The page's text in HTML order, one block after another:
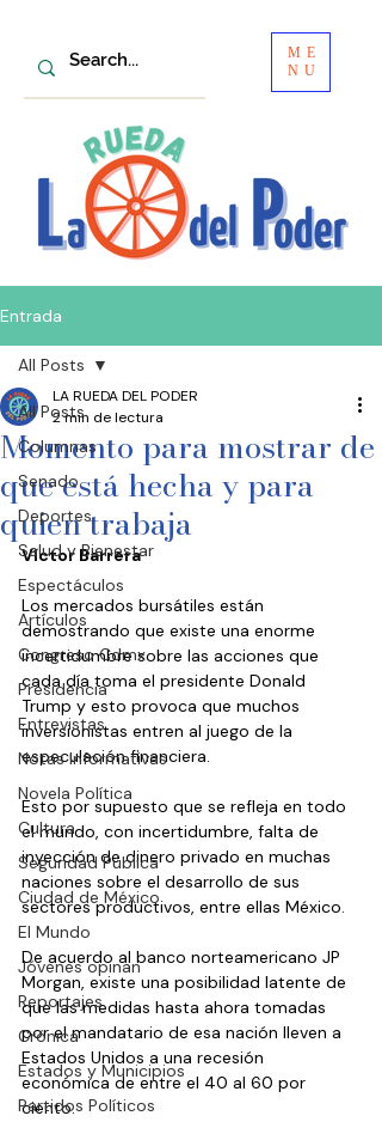
ME
NU
Entrada
All Posts
Columnas
Senado
Deportes
Salud y Bienestar
Espectáculos
Artículos
Congreso Cdmx
Presidencia
Entrevistas
Notas Informativas
Novela Política
Cultura
Seguridad Pública
Ciudad de México
El Mundo
Jóvenes opinan
Reportajes
Crónica
Estados y Municipios
Partidos Políticos
All Posts
Momento para mostrar de
que está hecha y para
quien trabaja
LA RUEDA DEL PODER
2 min de lectura
Víctor Barrera
Los mercados bursátiles están
demostrando que existe una enorme
incertidumbre sobre las acciones que
cada día toma el presidente Donald
Trump y esto provoca que muchos
inversionistas entren al juego de la
especulación financiera.
Esto por supuesto que se refleja en todo
el mundo, con incertidumbre, falta de
inyección de dinero privado en muchas
naciones sobre el desarrollo de sus
sectores productivos, entre ellas México.
De acuerdo al banco norteamericano JP
Morgan, existe una posibilidad latente de
que las medidas hasta ahora tomadas
por el mandatario de esa nación lleven a
Estados Unidos a una recesión
económica de entre el 40 al 60 por
ciento.